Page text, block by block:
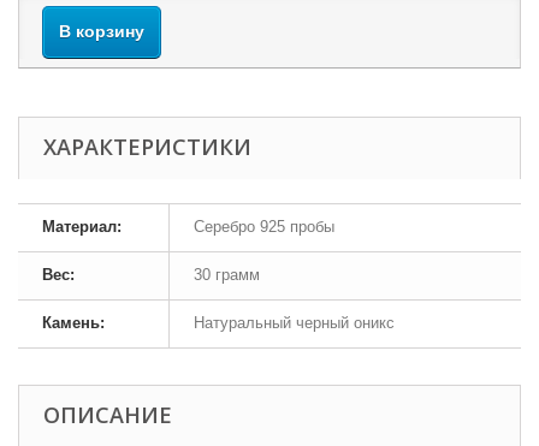
В корзину
ХАРАКТЕРИСТИКИ
Материал: Серебро 925 пробы
Вес: 30 грамм
Камень: Натуральный черный оникс
ОПИСАНИЕ